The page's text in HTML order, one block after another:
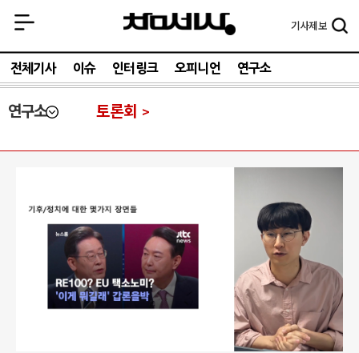
기사제보
전체기사 이슈 인터링크 오피니언 연구소
연구소 토론회